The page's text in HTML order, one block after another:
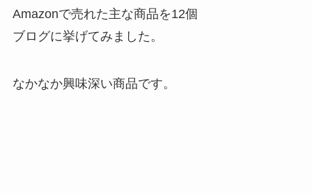
Amazonで売れた主な商品を12個
ブログに挙げてみました。
なかなか興味深い商品です。